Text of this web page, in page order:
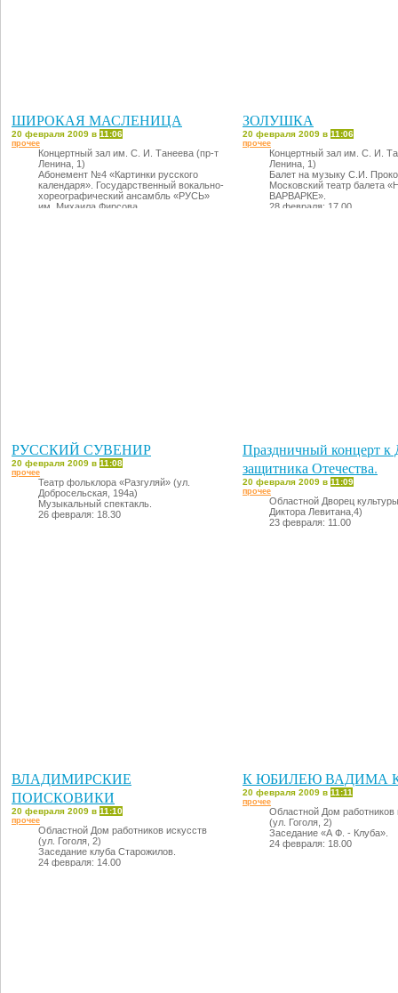
ШИРОКАЯ МАСЛЕНИЦА
20 февраля 2009 в 11:06
прочее
Концертный зал им. С. И. Танеева (пр-т
Ленина, 1)
Абонемент №4 «Картинки русского
календаря». Государственный вокально-
хореографический ансамбль «РУСЬ»
им. Михаила Фирсова.
ЗОЛУШКА
20 февраля 2009 в 11:06
прочее
Концертный зал им. С. И.
Ленина, 1)
Балет на музыку С.И.
Московский театр балета
ВАРВАРКЕ».
28 февраля: 17.00
РУССКИЙ СУВЕНИР
20 февраля 2009 в 11:08
прочее
Театр фольклора «Разгуляй» (ул.
Добросельская, 194а)
Музыкальный спектакль.
26 февраля: 18.30
Праздничный концерт
защитника Отечества.
20 февраля 2009 в 11:09
прочее
Областной Дворец
Диктора Левитана,4)
23 февраля: 11.00
ВЛАДИМИРСКИЕ
ПОИСКОВИКИ
20 февраля 2009 в 11:10
прочее
Областной Дом работников искусств
(ул. Гоголя, 2)
Заседание клуба Старожилов.
24 февраля: 14.00
К ЮБИЛЕЮ ВАДИМА
20 февраля 2009 в 11:11
прочее
Областной Дом работников
(ул. Гоголя, 2)
Заседание «А Ф. - Клуба».
24 февраля: 18.00